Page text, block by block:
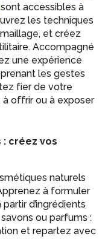
sont accessibles à
les techniques
et créez
Accompagné
une expérience
les gestes
fier de votre
à offrir ou à exposer
créez vos
naturels
à formuler
d’ingrédients
ou parfums :
et repartez avec